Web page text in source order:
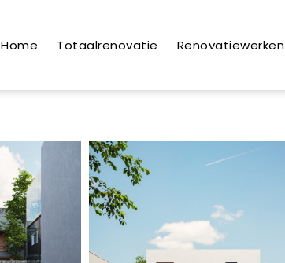
Home Totaalrenovatie Renovatiewerken